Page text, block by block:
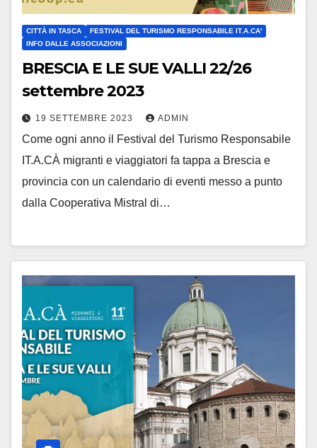
CITTÀ IN TASCA
FESTIVAL DEL TURISMO RESPONSABILE IT.A.CA'
INFO DALLE ASSOCIAZIONI
BRESCIA E LE SUE VALLI 22/26
settembre 2023
19 SETTEMBRE 2023 ADMIN
Come ogni anno il Festival del Turismo Responsabile
IT.A.CÀ migranti e viaggiatori fa tappa a Brescia e
provincia con un calendario di eventi messo a punto
dalla Cooperativa Mistral di…